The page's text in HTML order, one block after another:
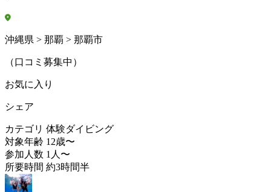
沖縄県 > 那覇 > 那覇市
（口コミ募集中）
お気に入り
シェア
カテゴリ 体験ダイビング
対象年齢 12歳〜
参加人数 1人〜
所要時間 約3時間半